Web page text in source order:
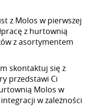
z Molos w pierwszej
z hurtownią
z asortymentem
skontaktuj się z
przedstawi Ci
Molos w
w zależności